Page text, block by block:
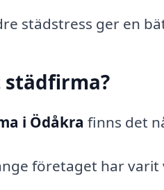
städstress ger en
i Ödåkra finns det
företaget har